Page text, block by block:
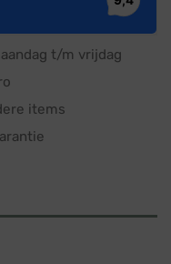
t/m vrijdag
items